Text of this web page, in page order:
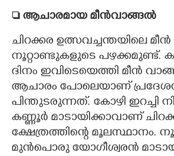
 ആചാരമായ മീൻവാങ്ങൽ
ചിറക്കര ഉത്സവച്ചന്തയിലെ
നൂറ്റാണ്ടുകളുടെ പഴക്കമുണ്ട്.
ദിനം ഇവിടെയെത്തി മീൻ
ആചാരം പോലെയാണ്
പിന്തുടരുന്നത്. കോഴി ഇറച്ചി
കണ്ണൂർ മാടായിക്കാവാണ്
ക്ഷേത്രത്തിന്റെ മൂലസ്ഥാനം.
മുൻപൊരു യോഗീശ്വരൻ